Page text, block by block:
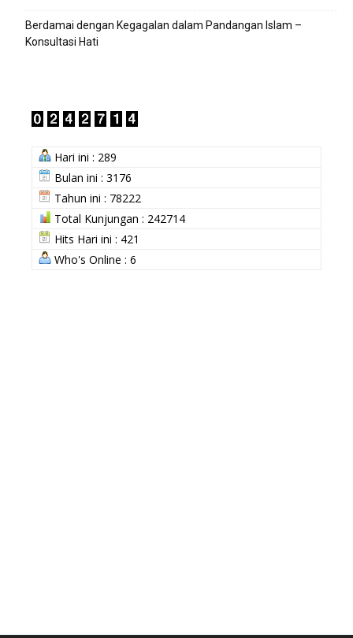
Berdamai dengan Kegagalan dalam Pandangan Islam –
Konsultasi Hati
Hari ini : 289
Bulan ini : 3176
Tahun ini : 78222
Total Kunjungan : 242714
Hits Hari ini : 421
Who's Online : 6